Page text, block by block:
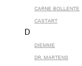
CARNE BOLLENTE
CASTART
D
DIEMME
DR. MARTENS